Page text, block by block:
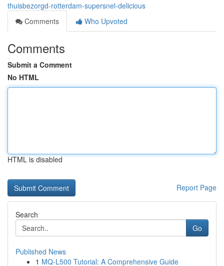
thuisbezorgd-rotterdam-supersnel-delicious
Comments
Who Upvoted
Comments
Submit a Comment
No HTML
HTML is disabled
Report Page
Search
Go
Published News
1 MQ-L500 Tutorial: A Comprehensive Guide